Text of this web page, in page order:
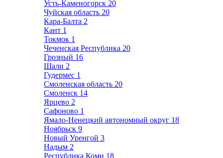
Усть-Каменогорск 20
Чуйская область 20
Кара-Балта 2
Кант 1
Токмок 1
Чеченская Республика 20
Грозный 16
Шали 2
Гудермес 1
Смоленская область 20
Смоленск 14
Ярцево 2
Сафоново 1
Ямало-Ненецкий автономный округ 18
Ноябрьск 9
Новый Уренгой 3
Надым 2
Республика Коми 18